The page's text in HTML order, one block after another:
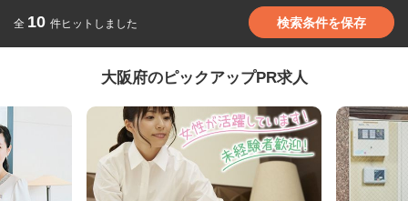
全 10 件ヒットしました 検索条件を保存
大阪府のピックアップPR求人